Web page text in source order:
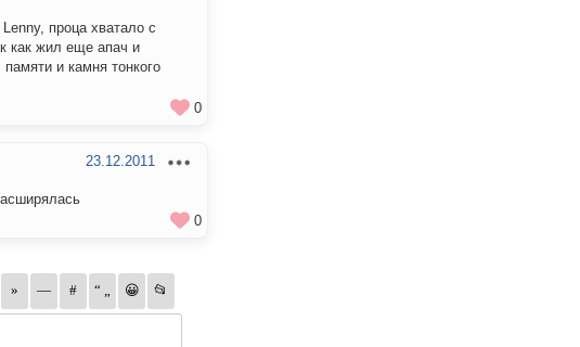
проца хватало с
как жил еще апач и
и камня тонкого
0
23.12.2011
0